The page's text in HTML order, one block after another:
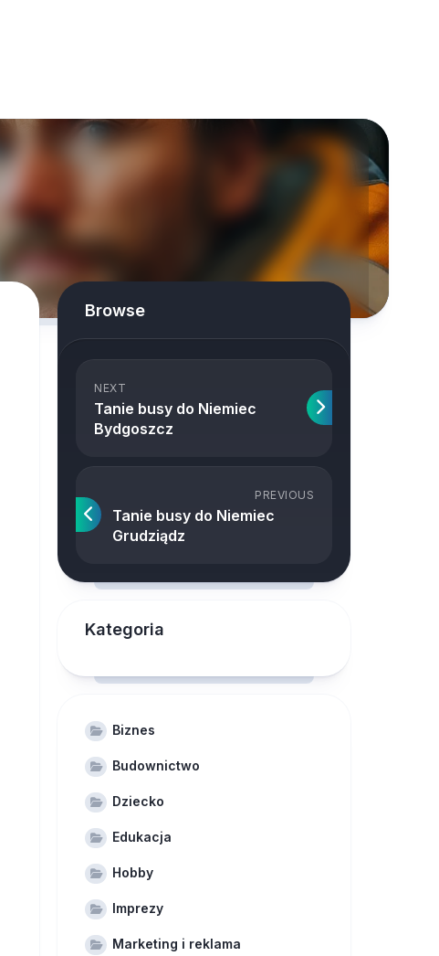
Browse
NEXT
Tanie busy do Niemiec
Bydgoszcz
PREVIOUS
Tanie busy do Niemiec
Grudziądz
Kategoria
Biznes
Budownictwo
Dziecko
Edukacja
Hobby
Imprezy
Marketing i reklama